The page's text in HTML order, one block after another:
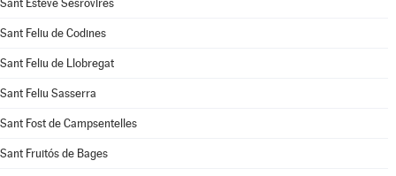
Sant Esteve Sesrovires
Sant Feliu de Codines
Sant Feliu de Llobregat
Sant Feliu Sasserra
Sant Fost de Campsentelles
Sant Fruitós de Bages